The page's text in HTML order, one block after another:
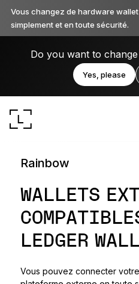
Vous changez de hardware
simplement et en toute sécurité.
Do you want to
Yes, please
Ledger Stax
Ledger Flex
Rainbow
WALLETS
LEDGER
Vous pouvez connecter